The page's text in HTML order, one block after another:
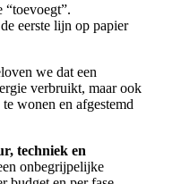
“toevoegt”.
eerste lijn op papier
we dat een
verbruikt, maar ook
wonen en afgestemd
techniek en
onbegrijpelijke